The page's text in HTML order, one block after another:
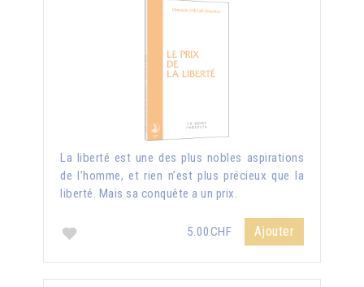
La liberté est une des plus nobles aspirations
de l’homme, et rien n’est plus précieux que la
liberté. Mais sa conquête a un prix.
5.00CHF Ajouter